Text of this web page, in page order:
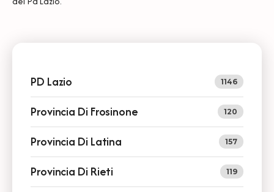
PD Lazio 1146
Provincia Di Frosinone 120
Provincia Di Latina 157
Provincia Di Rieti 119